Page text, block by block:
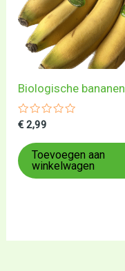
Biologische bananen
Gewaardeerd
uit
5
€ 2,99
Toevoegen aan
winkelwagen